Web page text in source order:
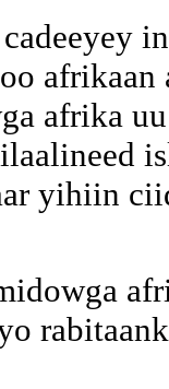
afrika
yihiin